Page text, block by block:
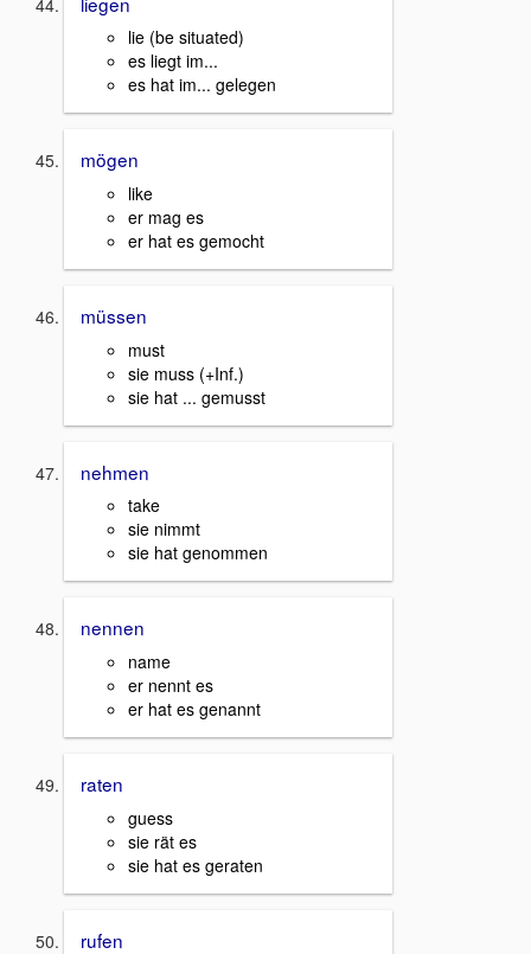
lie (be situated)
es liegt im...
es hat im... gelegen
mögen
like
er mag es
er hat es gemocht
müssen
must
sie muss (+Inf.)
sie hat ... gemusst
nehmen
take
sie nimmt
sie hat genommen
nennen
name
er nennt es
er hat es genannt
raten
guess
sie rät es
sie hat es geraten
rufen